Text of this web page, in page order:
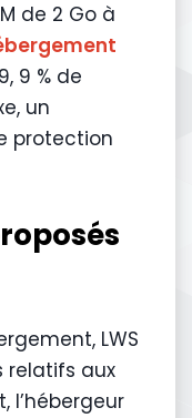
de 2 Go à
9 % de
un
protection
LWS
relatifs aux
l’hébergeur